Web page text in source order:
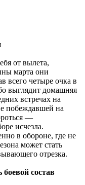
от вылета,
марта они
всего четыре очка в
выглядит домашняя
встречах на
побеждавшей на
—
исчезла.
в обороне, где не
может стать
отрезка.
состав